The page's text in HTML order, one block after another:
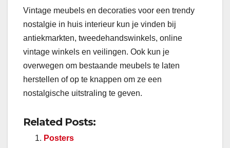
Vintage meubels en decoraties voor een trendy
nostalgie in huis interieur kun je vinden bij
antiekmarkten, tweedehandswinkels, online
vintage winkels en veilingen. Ook kun je
overwegen om bestaande meubels te laten
herstellen of op te knappen om ze een
nostalgische uitstraling te geven.
Related Posts:
Posters